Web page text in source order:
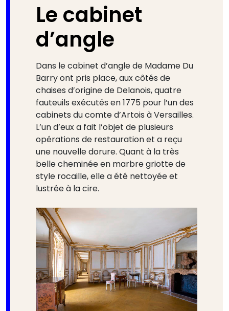
Le cabinet
d’angle
Dans le cabinet d’angle de Madame Du
Barry ont pris place, aux côtés de
chaises d’origine de Delanois, quatre
fauteuils exécutés en 1775 pour l’un des
cabinets du comte d’Artois à Versailles.
L’un d’eux a fait l’objet de plusieurs
opérations de restauration et a reçu
une nouvelle dorure. Quant à la très
belle cheminée en marbre griotte de
style rocaille, elle a été nettoyée et
lustrée à la cire.